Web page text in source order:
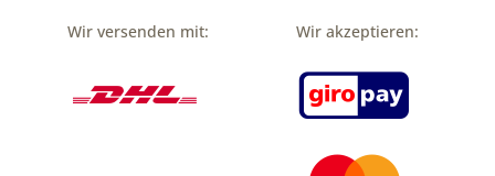
Wir versenden mit: Wir akzeptieren: